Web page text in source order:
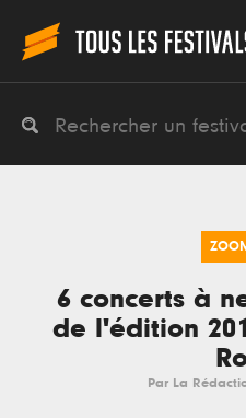
6 concerts à
de l'édition
Par La